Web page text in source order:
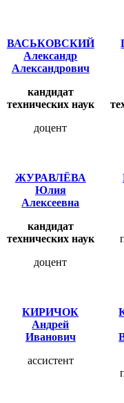
ВАСЬКОВСКИЙ
Александр
Александрович
кандидат
технических наук
доцент
ЖУРАВЛЁВА
Юлия
Алексеевна
кандидат
технических наук
доцент
КИРИЧОК
Андрей
Иванович
ассистент